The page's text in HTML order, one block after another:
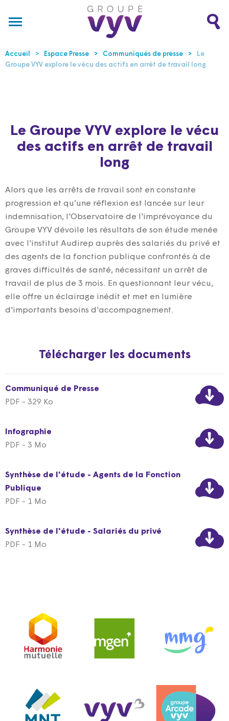
Accueil Espace Presse Communiqués de presse
Le
Groupe VYV explore le vécu des actifs en arrêt de travail long
Le Groupe VYV explore le vécu
des actifs en arrêt de travail
long
Alors que les arrêts de travail sont en constante
progression et qu’une réflexion est lancée sur leur
indemnisation, l'Observatoire de l'imprévoyance du
Groupe VYV dévoile les résultats de son étude menée
avec l'institut Audirep auprès des salariés du privé et
des agents de la fonction publique confrontés à de
graves difficultés de santé, nécessitant un arrêt de
travail de plus de 3 mois. En questionnant leur vécu,
elle offre un éclairage inédit et met en lumière
d'importants besoins d'accompagnement.
Télécharger les documents
Communiqué de Presse
PDF - 329 Ko
Infographie
PDF - 3 Mo
Synthèse de l'étude - Agents de la Fonction
Publique
PDF - 1 Mo
Synthèse de l'étude - Salariés du privé
PDF - 1 Mo